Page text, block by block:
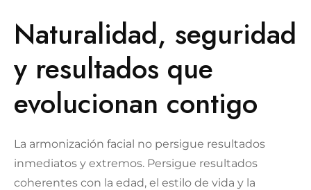
Naturalidad, seguridad
y resultados que
evolucionan contigo
La armonización facial no persigue resultados
inmediatos y extremos. Persigue resultados
coherentes con la edad, el estilo de vida y la